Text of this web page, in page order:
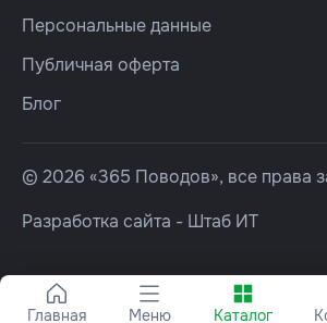
Главная Меню Каталог
Персональные данные
Публичная оферта
Блог
© 2026 «365 Поводов», все права
Разработка сайта - Штаб ИТ